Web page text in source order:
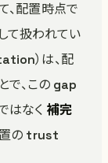
、配置時点で
て扱われてい
）は、配
で、この gap
はなく 補完
置の trust